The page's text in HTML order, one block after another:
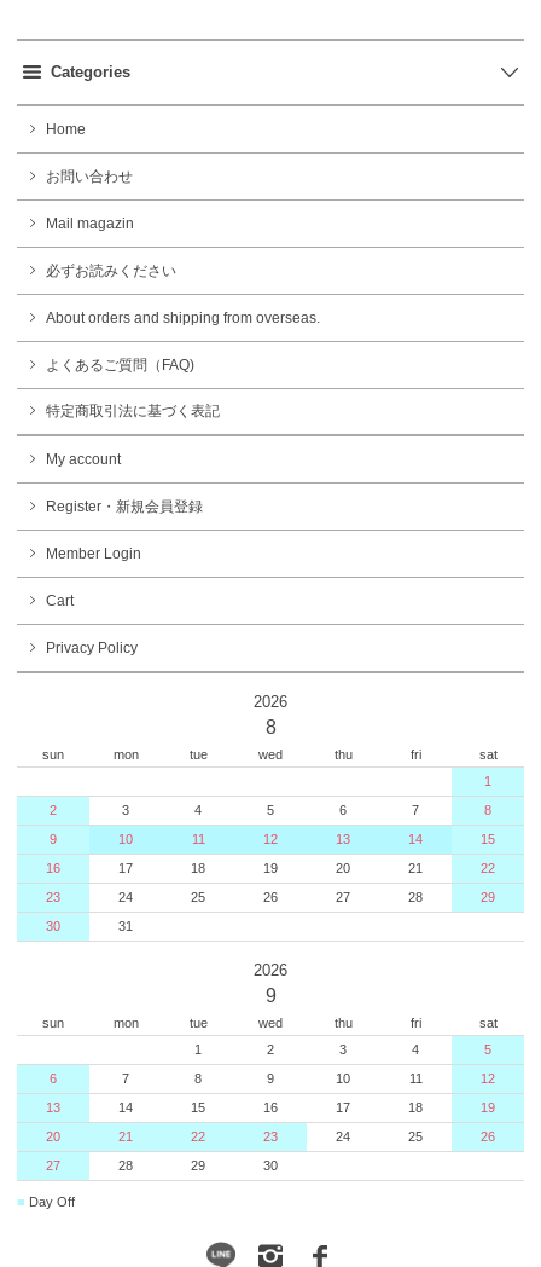
Categories
Home
お問い合わせ
Mail magazin
必ずお読みください
About orders and shipping from overseas.
よくあるご質問（FAQ)
特定商取引法に基づく表記
My account
Register・新規会員登録
Member Login
Cart
Privacy Policy
2026
8
sun mon tue wed thu fri
sat
1
2
3 4 5 6 7
8
9
10 11 12 13 14
15
16
17 18 19 20 21
22
23
24 25 26 27 28
29
30
31
2026
9
sun mon tue wed thu fri
sat
1
2 3 4
5
6
7 8 9 10 11
12
13
14 15 16 17 18
19
20
21 22 23 24 25
26
27
28 29 30
■ Day Off